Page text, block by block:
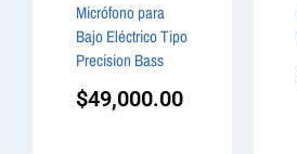
Micrófono para
Bajo Eléctrico Tipo
Precision Bass
$49,000.00